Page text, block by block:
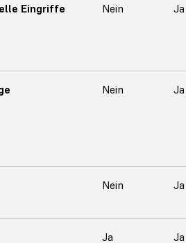
Eingriffe Nein Ja
Nein Ja
Nein Ja
Ja Ja